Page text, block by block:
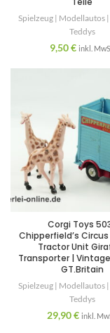
Spielzeug | Modellautos
Teddys
9,50€ inkl.
Corgi Toys
Chipperfield’s
Tractor Unit
Transporter |
GT.Britain
Spielzeug | Modellautos
Teddys
29,90€ inkl.